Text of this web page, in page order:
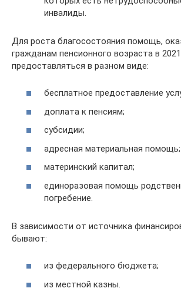
инвалиды.
Для роста благосостояния помощь,
гражданам пенсионного возраста в
предоставляться в разном виде:
бесплатное предоставление
доплата к пенсиям;
субсидии;
адресная материальная помощь;
материнский капитал;
единоразовая помощь
погребение.
В зависимости от источника
бывают:
из федерального бюджета;
из местной казны.